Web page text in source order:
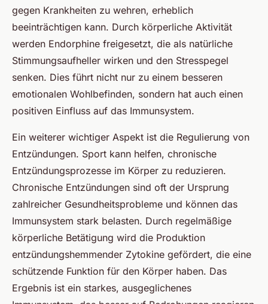
gegen Krankheiten zu wehren, erheblich
beeinträchtigen kann. Durch körperliche Aktivität
werden Endorphine freigesetzt, die als natürliche
Stimmungsaufheller wirken und den Stresspegel
senken. Dies führt nicht nur zu einem besseren
emotionalen Wohlbefinden, sondern hat auch einen
positiven Einfluss auf das Immunsystem.
Ein weiterer wichtiger Aspekt ist die Regulierung von
Entzündungen. Sport kann helfen, chronische
Entzündungsprozesse im Körper zu reduzieren.
Chronische Entzündungen sind oft der Ursprung
zahlreicher Gesundheitsprobleme und können das
Immunsystem stark belasten. Durch regelmäßige
körperliche Betätigung wird die Produktion
entzündungshemmender Zytokine gefördert, die eine
schützende Funktion für den Körper haben. Das
Ergebnis ist ein starkes, ausgeglichenes